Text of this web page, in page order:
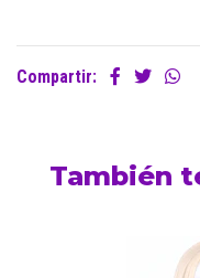
Compartir:
También